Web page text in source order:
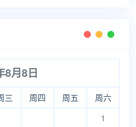
8月8日
三 周四 周五
周六
1